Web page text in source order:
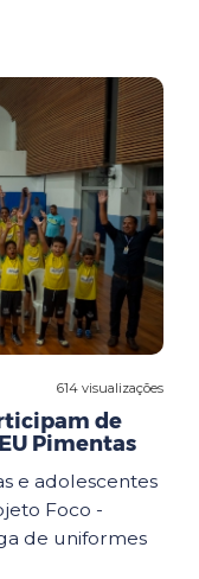
614 visualizações
de
Pimentas
e adolescentes
Foco -
de uniformes